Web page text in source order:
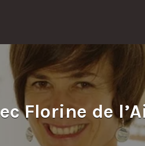
Florine de